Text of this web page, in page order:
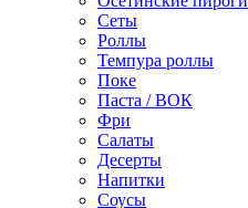
Сеты
Роллы
Темпура роллы
Поке
Паста / ВОК
Фри
Салаты
Десерты
Напитки
Соусы